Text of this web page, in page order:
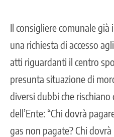
Il consigliere comunale
una richiesta di accesso
atti riguardanti il centro
presunta situazione di
diversi dubbi che
dell’Ente: “Chi dovrà
gas non pagate? Chi